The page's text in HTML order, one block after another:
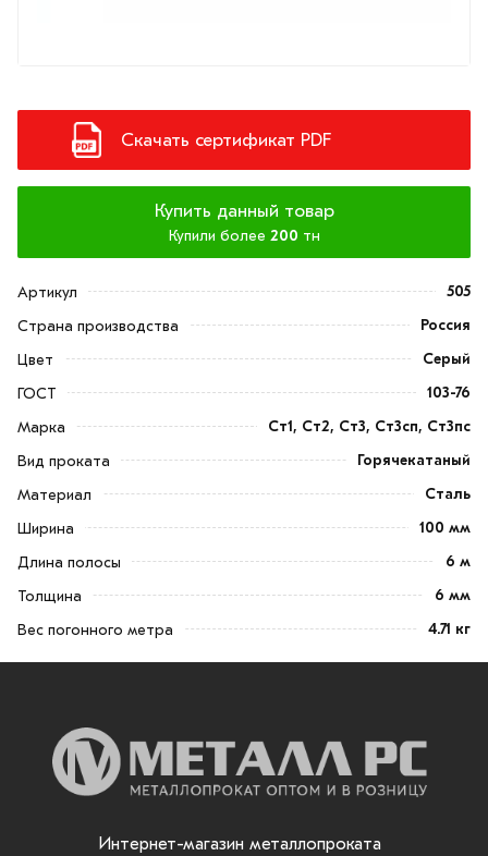
Скачать сертификат PDF
Купить данный товар
Купили более 200 тн
Артикул
505
Страна производства
Россия
Цвет
Серый
ГОСТ
103-76
Марка
Ст1, Ст2, Ст3, Ст3сп, Ст3пс
Вид проката
Горячекатаный
Материал
Сталь
Ширина
100 мм
Длина полосы
6 м
Толщина
6 мм
Вес погонного метра
4.71 кг
Интернет-магазин металлопроката